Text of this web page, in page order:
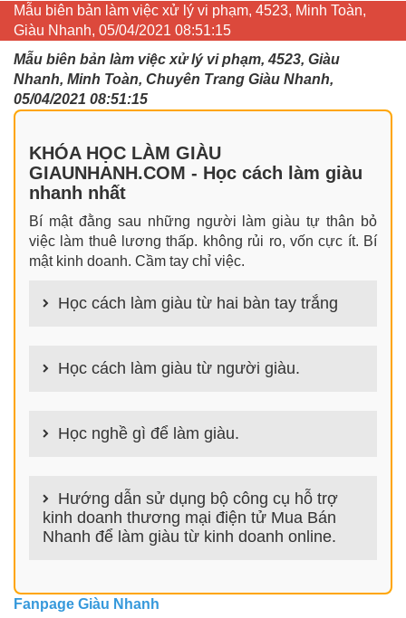
Mẫu biên bản làm việc xử lý vi phạm, 4523, Minh Toàn,
Giàu Nhanh, 05/04/2021 08:51:15
Mẫu biên bản làm việc xử lý vi phạm, 4523, Giàu
Nhanh, Minh Toàn, Chuyên Trang Giàu Nhanh,
05/04/2021 08:51:15
KHÓA HỌC LÀM GIÀU
GIAUNHANH.COM - Học cách làm giàu
nhanh nhất
Bí mật đằng sau những người làm giàu tự thân bỏ
việc làm thuê lương thấp. không rủi ro, vốn cực ít. Bí
mật kinh doanh. Cầm tay chỉ việc.
Học cách làm giàu từ hai bàn tay trắng
nhưng hiệu quả bất ngờ. Bạn có thể thành công ngay
cả khi không có gì trong tay.
Học cách làm giàu từ người giàu.
làm giàu từ người giàu. Bạn sẽ có được góc nhìn đa
chiều khi đi sâu vào phân tích cách người giàu làm
Học nghề gì để làm giàu.
nhất hiện nay là gì? Nên học nghề gì để kiếm tiền
hiện nay? Nghề kiếm tiền tại nhà nào đơn giản thu
nhập cao? danh sách 100+ nghề GiauNhanh.com
giúp bạn trả lời chính xác các câu hỏi trên để tìm ra
Hướng dẫn sử dụng bộ công cụ hỗ trợ
kinh doanh thương mại điện tử Mua Bán
Nhanh để làm giàu từ kinh doanh online.
HÀNG ONLINE, KINH DOANH ONLINE
MUABANNHANH
Fanpage Giàu Nhanh